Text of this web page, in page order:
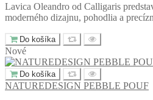
Lavica Oleandro od Calligaris
moderného dizajnu, pohodlia a
Do košíka
Nové
Do košíka
NATUREDESIGN PEBBLE POUF